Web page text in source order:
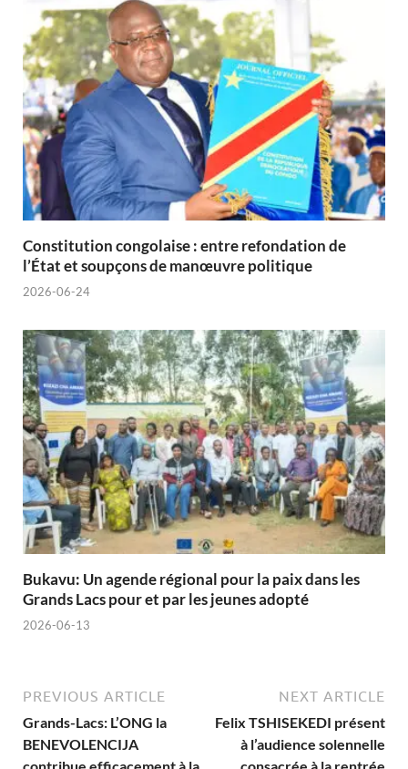
Constitution congolaise : entre refondation de
l’État et soupçons de manœuvre politique
2026-06-24
Bukavu: Un agende régional pour la paix dans les
Grands Lacs pour et par les jeunes adopté
2026-06-13
PREVIOUS ARTICLE
Grands-Lacs: L’ONG la
BENEVOLENCIJA
NEXT ARTICLE
Felix TSHISEKEDI présent
à l’audience solennelle